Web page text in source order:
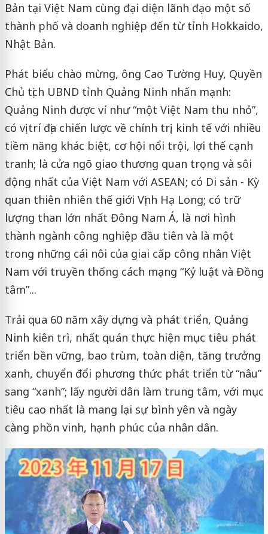
Bản tại Việt Nam cùng đại diện lãnh đạo một số
thành phố và doanh nghiệp đến từ tỉnh Hokkaido,
Nhật Bản.
Phát biểu chào mừng, ông Cao Tường Huy, Quyền
Chủ tịch UBND tỉnh Quảng Ninh nhấn mạnh:
Quảng Ninh được ví như “một Việt Nam thu nhỏ”,
có vị trí địa chiến lược về chính trị, kinh tế với nhiều
tiềm năng khác biệt, cơ hội nổi trội, lợi thế cạnh
tranh; là cửa ngõ giao thương quan trọng và sôi
động nhất của Việt Nam với ASEAN; có Di sản - Kỳ
quan thiên nhiên thế giới Vịnh Hạ Long; có trữ
lượng than lớn nhất Đông Nam Á, là nơi hình
thành ngành công nghiệp đầu tiên và là một
trong những cái nôi của giai cấp công nhân Việt
Nam với truyền thống cách mạng “Kỷ luật và Đồng
tâm”...
Trải qua 60 năm xây dựng và phát triển, Quảng
Ninh kiên trì, nhất quán thực hiện mục tiêu phát
triển bền vững, bao trùm, toàn diện, tăng trưởng
xanh, chuyển đổi phương thức phát triển từ “nâu”
sang “xanh”; lấy người dân làm trung tâm, với mục
tiêu cao nhất là mang lại sự bình yên và ngày
càng phồn vinh, hạnh phúc của nhân dân.